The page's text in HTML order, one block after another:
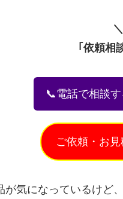
｢依頼相
📞電話で相談す
ご依頼・お
が気になっているけど